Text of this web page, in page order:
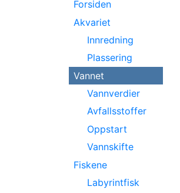
Forsiden
Akvariet
Innredning
Plassering
Vannet
Vannverdier
Avfallsstoffer
Oppstart
Vannskifte
Fiskene
Labyrintfisk